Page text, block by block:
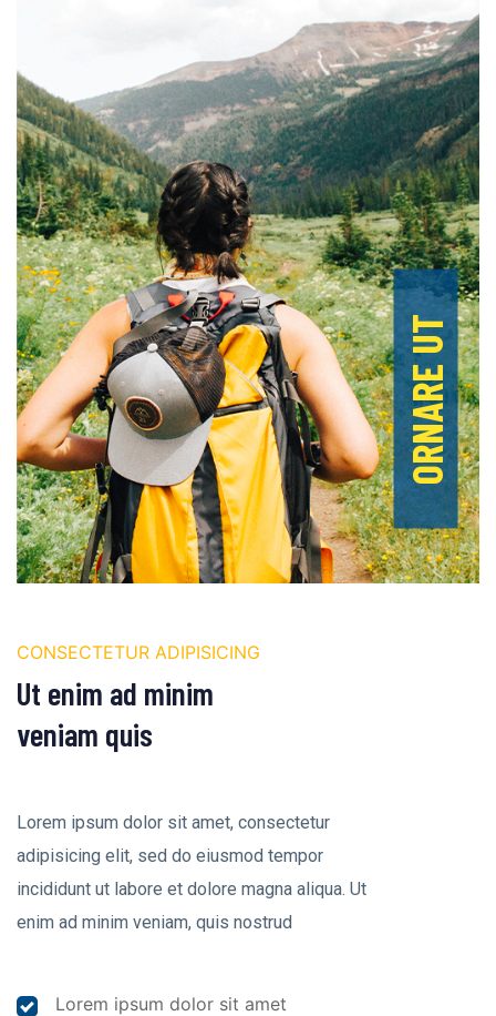
ORNARE UT
CONSECTETUR ADIPISICING
Ut enim ad minim
veniam quis
Lorem ipsum dolor sit amet, consectetur
adipisicing elit, sed do eiusmod tempor
incididunt ut labore et dolore magna aliqua. Ut
enim ad minim veniam, quis nostrud
Lorem ipsum dolor sit amet